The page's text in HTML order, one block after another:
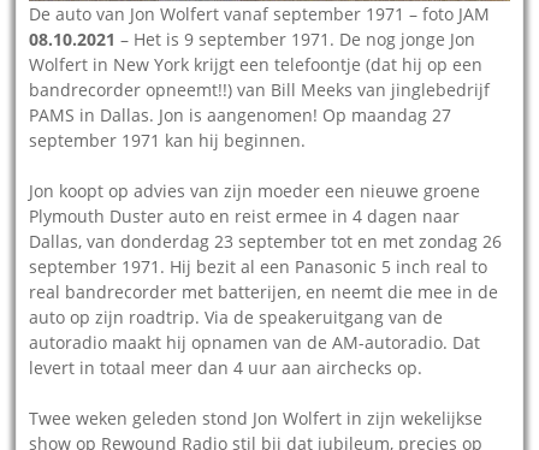
De auto van Jon Wolfert vanaf september 1971 – foto JAM
08.10.2021 – Het is 9 september 1971. De nog jonge Jon
Wolfert in New York krijgt een telefoontje (dat hij op een
bandrecorder opneemt!!) van Bill Meeks van jinglebedrijf
PAMS in Dallas. Jon is aangenomen! Op maandag 27
september 1971 kan hij beginnen.
Jon koopt op advies van zijn moeder een nieuwe groene
Plymouth Duster auto en reist ermee in 4 dagen naar
Dallas, van donderdag 23 september tot en met zondag 26
september 1971. Hij bezit al een Panasonic 5 inch real to
real bandrecorder met batterijen, en neemt die mee in de
auto op zijn roadtrip. Via de speakeruitgang van de
autoradio maakt hij opnamen van de AM-autoradio. Dat
levert in totaal meer dan 4 uur aan airchecks op.
Twee weken geleden stond Jon Wolfert in zijn wekelijkse
show op Rewound Radio stil bij dat jubileum, precies op